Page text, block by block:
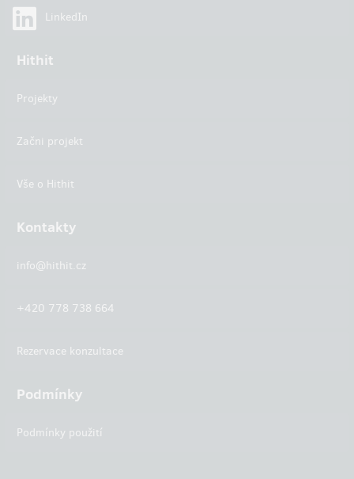
LinkedIn
Hithit
Projekty
Začni projekt
Vše o Hithit
Kontakty
info@hithit.cz
+420 778 738 664
Rezervace konzultace
Podmínky
Podmínky použití